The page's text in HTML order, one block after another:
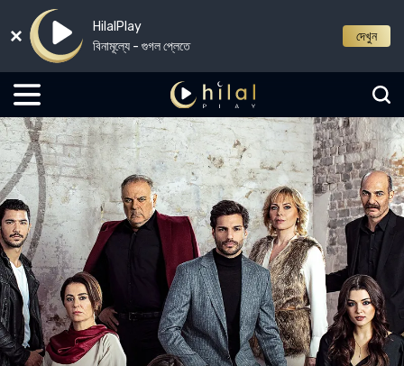
HilalPlay
বিনামূল্যে - গুগল প্লেতে
দেখুন